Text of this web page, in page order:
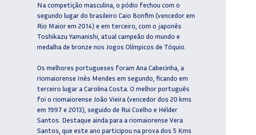
Na competição masculina, o pódio fechou com o
segundo lugar do brasileiro Caio Bonfim (vencedor em
Rio Maior em 2014) e em terceiro, com o japonês
Toshikazu Yamanishi, atual campeão do mundo e
medalha de bronze nos Jogos Olímpicos de Tóquio.
Os melhores portugueses foram Ana Cabecinha, a
riomaiorense Inês Mendes em segundo, ficando em
terceiro lugar a Carolina Costa. O melhor português
foi o riomaiorense João Vieira (vencedor dos 20 kms
em 1997 e 2013), seguido de Rui Coelho e Hélder
Santos. Destaque ainda para a riomaiorense Vera
Santos, que este ano participou na prova dos 5 Kms